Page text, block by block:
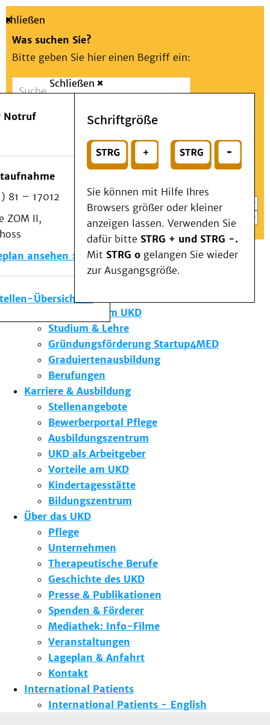
Suche
Schließen
Was suchen Sie?
Bitte geben Sie hier einen Begriff ein:
Suchen
oder
Wählen Sie ein Thema für Ihren Schnelleinstieg
Notfall
Schließen
Notruf
81 – 17012
ZOM II,
ansehen
Übersicht
Schriftgröße
Sie können mit Hilfe Ihres
Browsers größer oder kleiner
anzeigen lassen. Verwenden Sie
dafür bitte STRG + und STRG -.
Mit STRG o gelangen Sie wieder
zur Ausgangsgröße.
Menü
Patienten & Besucher
Kliniken/Institute/Zentren
Als Patient am UKD
Beratung und Unterstützung
Veranstaltungen
Kommunikation im Medizinwesen (KIM)
Notfall
Forschung & Lehre
Die Institute des UKD
Forschung am UKD
Studium & Lehre
Gründungsförderung Startup4MED
Graduiertenausbildung
Berufungen
Karriere & Ausbildung
Stellenangebote
Bewerberportal Pflege
Ausbildungszentrum
UKD als Arbeitgeber
Vorteile am UKD
Kindertagesstätte
Bildungszentrum
Über das UKD
Pflege
Unternehmen
Therapeutische Berufe
Geschichte des UKD
Presse & Publikationen
Spenden & Förderer
Mediathek: Info-Filme
Veranstaltungen
Lageplan & Anfahrt
Kontakt
International Patients
International Patients - English